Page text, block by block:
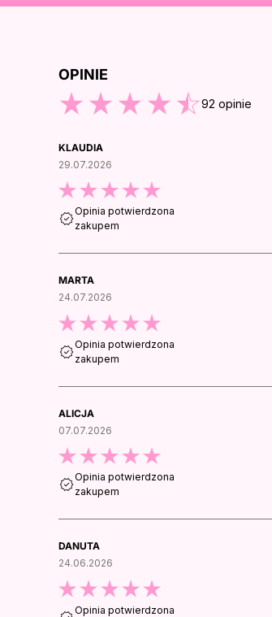
DO KOŃCA OPINII
OPINIE
92 opinie
KLAUDIA
29.07.2026
Opinia potwierdzona
zakupem
MARTA
24.07.2026
Opinia potwierdzona
zakupem
ALICJA
07.07.2026
Opinia potwierdzona
zakupem
DANUTA
24.06.2026
Opinia potwierdzona